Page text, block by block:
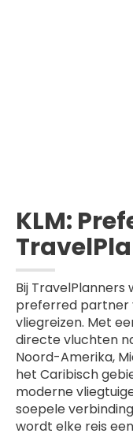
KLM:
Bij TravelPlanners
preferred partner
vliegreizen. Met
directe vluchten
Noord-Amerika,
het Caribisch
moderne
soepele
wordt elke reis